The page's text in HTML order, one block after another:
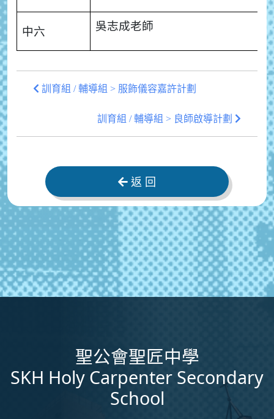
中六 吳志成老師
訓育組 / 輔導組 > 服飾儀容嘉許計劃
訓育組 / 輔導組 > 良師啟導計劃
返 回
聖公會聖匠中學
SKH Holy Carpenter Secondary
School